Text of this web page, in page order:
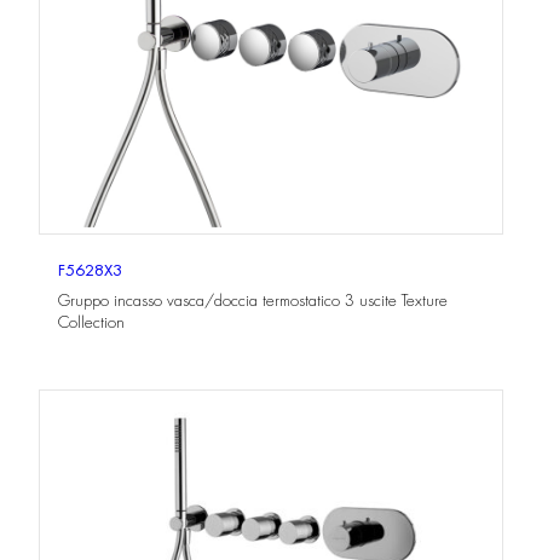
F5628X3
Gruppo incasso vasca/doccia termostatico 3 uscite Texture
Collection